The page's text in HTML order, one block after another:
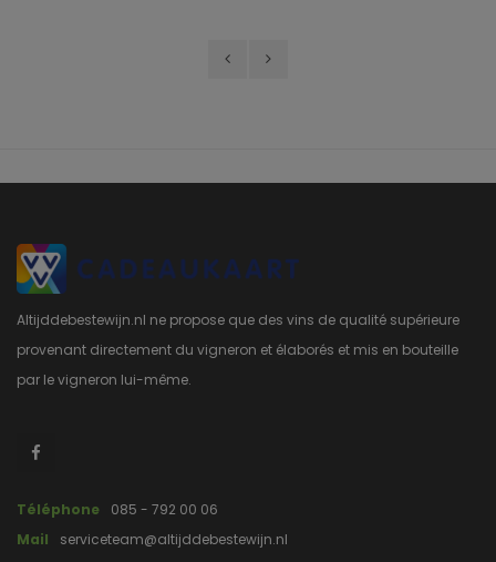
Altijddebestewijn.nl ne propose que des vins de qualité supérieure
provenant directement du vigneron et élaborés et mis en bouteille
par le vigneron lui-même.
Téléphone
085 - 792 00 06
Mail
serviceteam@altijddebestewijn.nl